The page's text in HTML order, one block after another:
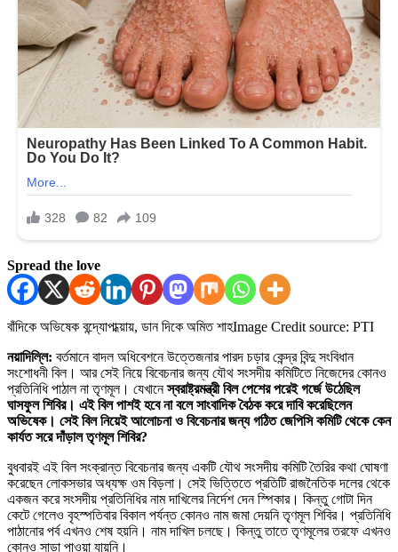
Spread the love
বাঁদিকে অভিষেক বন্দ্যোপাধ্য়ায়, ডান দিকে অমিত শাহImage Credit source: PTI
নয়াদিল্লি: বর্তমানে বাদল অধিবেশনে উত্তেজনার পারদ চড়ার কেন্দ্র বিন্দু সংবিধান
সংশোধনী বিল। আর সেই নিয়ে বিবেচনার জন্য যৌথ সংসদীয় কমিটিতে নিজেদের কোনও
প্রতিনিধি পাঠাল না তৃণমূল। যেখানেস্বরাষ্ট্রমন্ত্রী বিল পেশের পরেই গর্জে উঠেছিল
ঘাসফুল শিবির। এই বিল পাশই হবে না বলে সাংবাদিক বৈঠক করে দাবি করেছিলেন
অভিষেক। সেই বিল নিয়েই আলোচনা ও বিবেচনার জন্য গঠিত জেপিসি কমিটি থেকে কেন
কার্যত সরে দাঁড়াল তৃণমূল শিবির?
বুধবারই এই বিল সংক্রান্ত বিবেচনার জন্য একটি যৌথ সংসদীয় কমিটি তৈরির কথা ঘোষণা
করেছেন লোকসভার অধ্যক্ষ ওম বিড়লা। সেই ভিত্তিতে প্রতিটি রাজনৈতিক দলের থেকে
একজন করে সংসদীয় প্রতিনিধির নাম দাখিলের নির্দেশ দেন স্পিকার। কিন্তু গোটা দিন
কেটে গেলেও বৃহস্পতিবার বিকাল পর্যন্ত কোনও নাম জমা দেয়নি তৃণমূল শিবির। প্রতিনিধি
পাঠানোর পর্ব এখনও শেষ হয়নি। নাম দাখিল চলছে। কিন্তু তাতে তৃণমূলের তরফে এখনও
কোনও সাড়া পাওয়া যায়নি।